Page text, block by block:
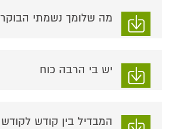
מה שלומך נשמתי הבוקר
יש בי הרבה כוח
המבדיל בין קודש לקודש